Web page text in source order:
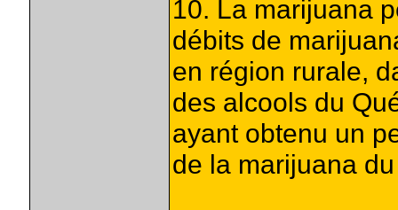
10. La marijuana
débits de
en région rurale,
des alcools du
ayant obtenu un
de la marijuana